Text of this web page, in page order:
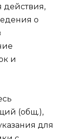
действия,
о
и
(общ.),
для